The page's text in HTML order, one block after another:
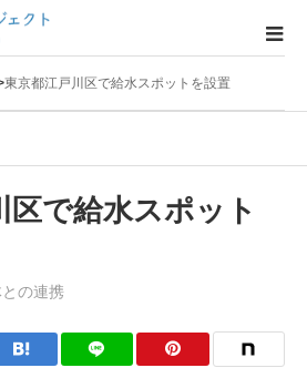
東京都江戸川区で給水スポットを設置
区で給水スポット
の連携